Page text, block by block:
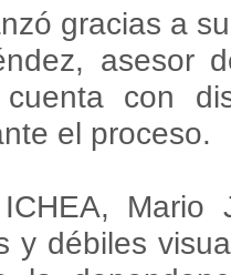
gracias a
asesor
con
el proceso.
Mario
y débiles